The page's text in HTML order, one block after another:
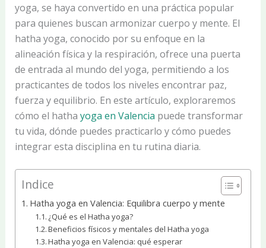
yoga, se haya convertido en una práctica popular
para quienes buscan armonizar cuerpo y mente. El
hatha yoga, conocido por su enfoque en la
alineación física y la respiración, ofrece una puerta
de entrada al mundo del yoga, permitiendo a los
practicantes de todos los niveles encontrar paz,
fuerza y equilibrio. En este artículo, exploraremos
cómo el hatha yoga en Valencia puede transformar
tu vida, dónde puedes practicarlo y cómo puedes
integrar esta disciplina en tu rutina diaria.
Indice
Hatha yoga en Valencia: Equilibra cuerpo y mente
¿Qué es el Hatha yoga?
Beneficios físicos y mentales del Hatha yoga
Hatha yoga en Valencia: qué esperar